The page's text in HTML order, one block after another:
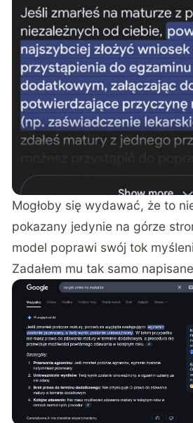
Mogłoby się wydawać, że to
pokazany jedynie na górze
model poprawi swój tok
Zadałem mu tak samo